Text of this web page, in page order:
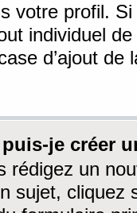
votre profil.
individuel
d’ajout
je créer
rédigez un
sujet, cliquez